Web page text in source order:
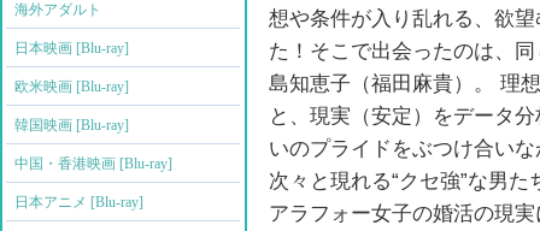
海外アダルト
日本映画 [Blu-ray]
欧米映画 [Blu-ray]
韓国映画 [Blu-ray]
中国・香港映画 [Blu-ray]
日本アニメ [Blu-ray]
想や条件が入り乱れる、欲
た！そこで出会ったのは、
島知恵子（福田麻貴）。 理
と、現実（安定）をデータ
いのプライドをぶつけ合い
次々と現れる“クセ強”な男
アラフォー女子の婚活の現